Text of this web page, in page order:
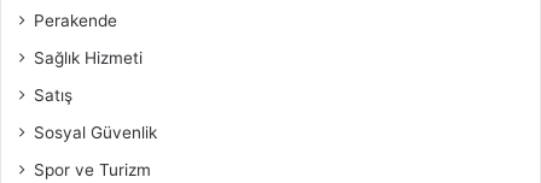
Perakende
Sağlık Hizmeti
Satış
Sosyal Güvenlik
Spor ve Turizm